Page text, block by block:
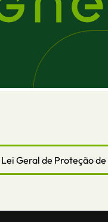
Lei Geral de Proteção